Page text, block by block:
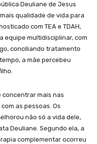
Deuliane de Jesus
qualidade de vida para
com TEA e TDAH,
equipe multidisciplinar, com
conciliando tratamento
a mãe percebeu
concentrar mais nas
as pessoas. Os
não só a vida dele,
Deuliane. Segundo ela, a
complementar ocorreu